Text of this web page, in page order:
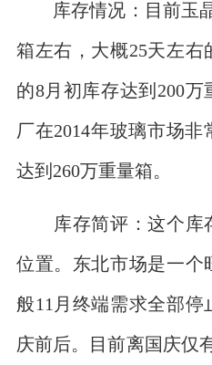
库存情况：目前玉晶
箱左右，大概25天左
的8月初库存达到200
厂在2014年玻璃市场
达到260万重量箱。
库存简评：这个库
位置。东北市场是一个
般11月终端需求全部停
庆前后。目前离国庆仅